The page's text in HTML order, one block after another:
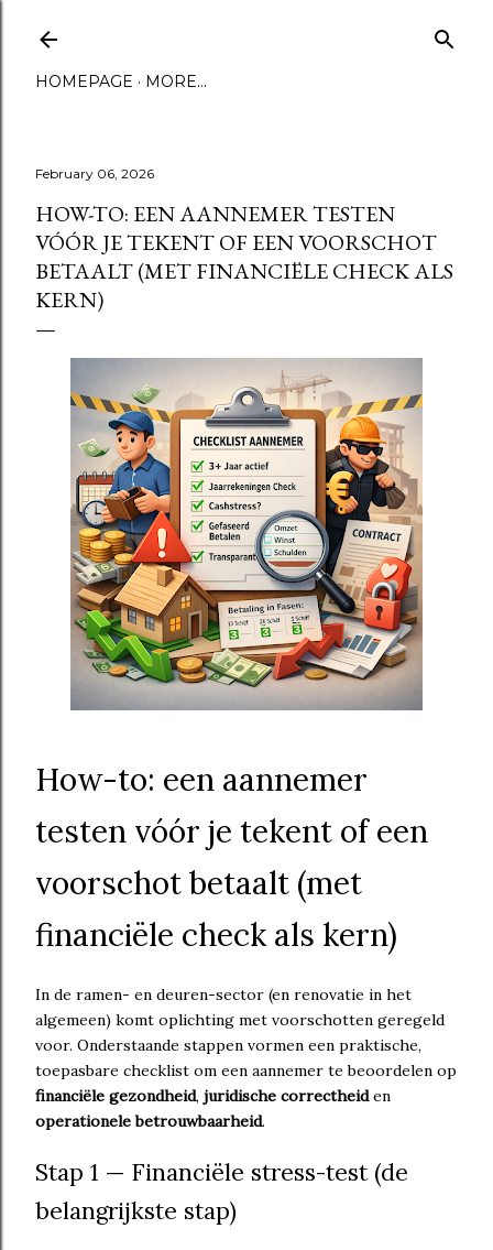
HOMEPAGE MORE…
February 06, 2026
HOW-TO: EEN AANNEMER TESTEN
VÓÓR JE TEKENT OF EEN VOORSCHOT
BETAALT (MET FINANCIËLE CHECK ALS
KERN)
How-to: een aannemer
testen vóór je tekent of een
voorschot betaalt (met
financiële check als kern)
In de ramen- en deuren-sector (en renovatie in het
algemeen) komt oplichting met voorschotten geregeld
voor. Onderstaande stappen vormen een praktische,
toepasbare checklist om een aannemer te beoordelen op
financiële gezondheid, juridische correctheid en
operationele betrouwbaarheid.
Stap 1 — Financiële stress-test (de
belangrijkste stap)